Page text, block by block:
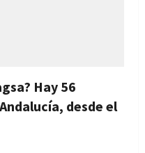
Hay 56
desde el